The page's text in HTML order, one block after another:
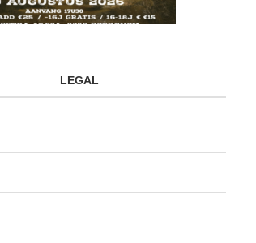
LEGAL